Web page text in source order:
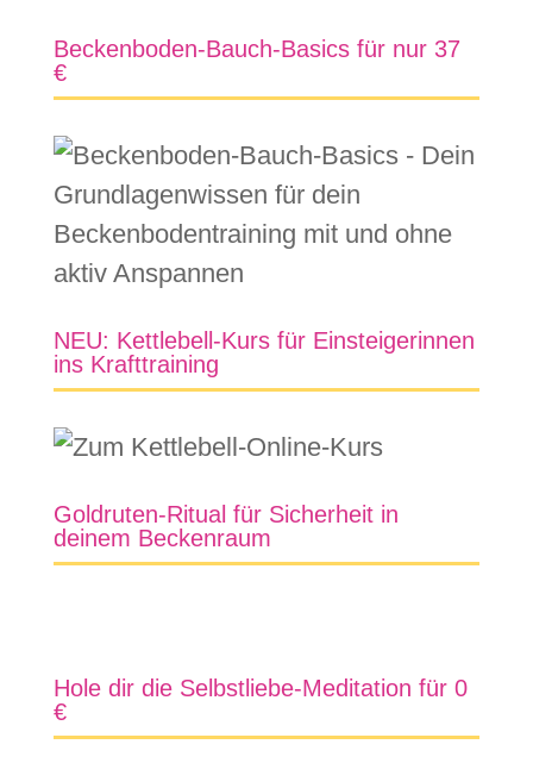
Beckenboden-Bauch-Basics für nur 37
€
NEU: Kettlebell-Kurs für Einsteigerinnen
ins Krafttraining
Goldruten-Ritual für Sicherheit in
deinem Beckenraum
Hole dir die Selbstliebe-Meditation für 0
€